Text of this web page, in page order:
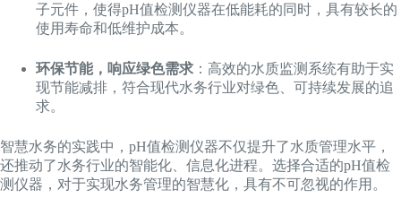
子元件，使得pH值检测仪器在低能耗的同时，具有较长的
使用寿命和低维护成本。
环保节能，响应绿色需求 ：高效的水质监测系统有助于实
现节能减排，符合现代水务行业对绿色、可持续发展的追
求。
智慧水务的实践中，pH值检测仪器不仅提升了水质管理水平，
还推动了水务行业的智能化、信息化进程。选择合适的pH值检
测仪器，对于实现水务管理的智慧化，具有不可忽视的作用。